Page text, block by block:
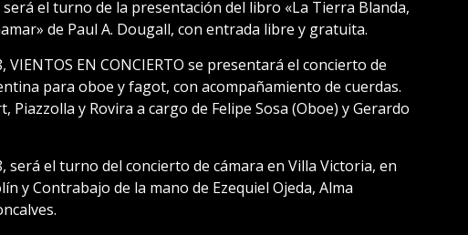
será el turno de la presentación del libro «La Tierra Blanda,
de Paul A. Dougall, con entrada libre y gratuita.
VIENTOS EN CONCIERTO se presentará el concierto de
para oboe y fagot, con acompañamiento de cuerdas.
Piazzolla y Rovira a cargo de Felipe Sosa (Oboe) y Gerardo
será el turno del concierto de cámara en Villa Victoria, en
y Contrabajo de la mano de Ezequiel Ojeda, Alma